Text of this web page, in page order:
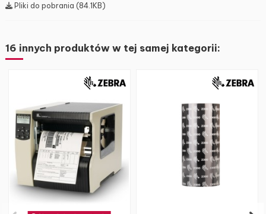
Pliki do pobrania (84.1KB)
16 innych produktów w tej samej kategorii: